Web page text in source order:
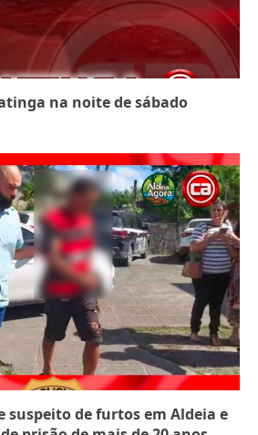
na noite de sábado
suspeito de furtos em Aldeia e